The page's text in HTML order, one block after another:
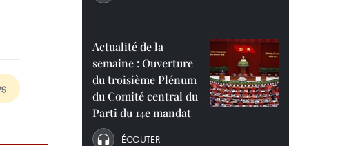
Actualité de la
semaine : Ouverture
du troisième Plénum
du Comité central du
Parti du 14e mandat
ÉCOUTER